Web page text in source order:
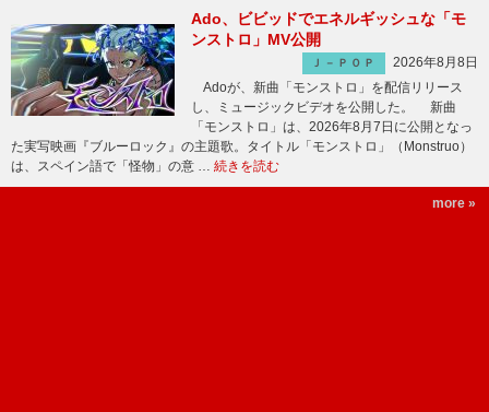
Ado、ビビッドでエネルギッシュな「モ
ンストロ」MV公開
Ｊ－ＰＯＰ
2026年8月8日
Adoが、新曲「モンストロ」を配信リリース
し、ミュージックビデオを公開した。 新曲
「モンストロ」は、2026年8月7日に公開となっ
た実写映画『ブルーロック』の主題歌。タイトル「モンストロ」（Monstruo）
は、スペイン語で「怪物」の意 … 続きを読む
more »